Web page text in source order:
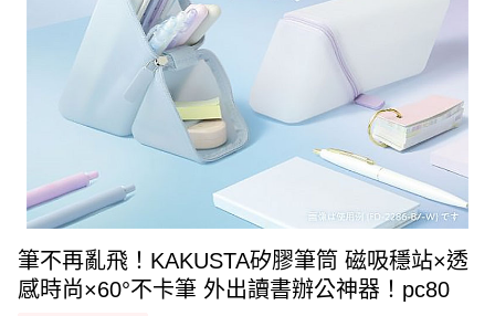
筆不再亂飛！KAKUSTA矽膠筆筒 磁吸穩站×透
感時尚×60°不卡筆 外出讀書辦公神器！pc80